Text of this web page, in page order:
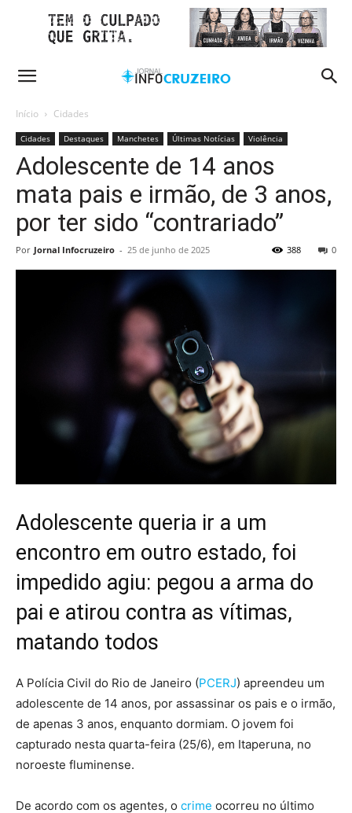
Início Cidades
Cidades Destaques Manchetes Últimas Notícias Violência
Adolescente de 14 anos
mata pais e irmão, de 3 anos,
por ter sido “contrariado”
Por Jornal Infocruzeiro - 25 de junho de 2025 0
388
Adolescente queria ir a um
encontro em outro estado, foi
impedido agiu: pegou a arma do
pai e atirou contra as vítimas,
matando todos
A Polícia Civil do Rio de Janeiro (PCERJ) apreendeu um
adolescente de 14 anos, por assassinar os pais e o irmão,
de apenas 3 anos, enquanto dormiam. O jovem foi
capturado nesta quarta-feira (25/6), em Itaperuna, no
noroeste fluminense.
De acordo com os agentes, o crime ocorreu no último